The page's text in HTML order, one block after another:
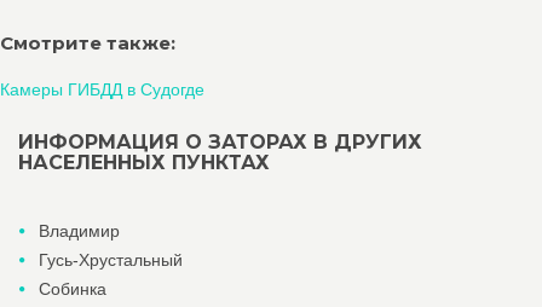
Смотрите также:
Камеры ГИБДД в Судогде
ИНФОРМАЦИЯ О ЗАТОРАХ В ДРУГИХ
НАСЕЛЕННЫХ ПУНКТАХ
Владимир
Гусь-Хрустальный
Собинка